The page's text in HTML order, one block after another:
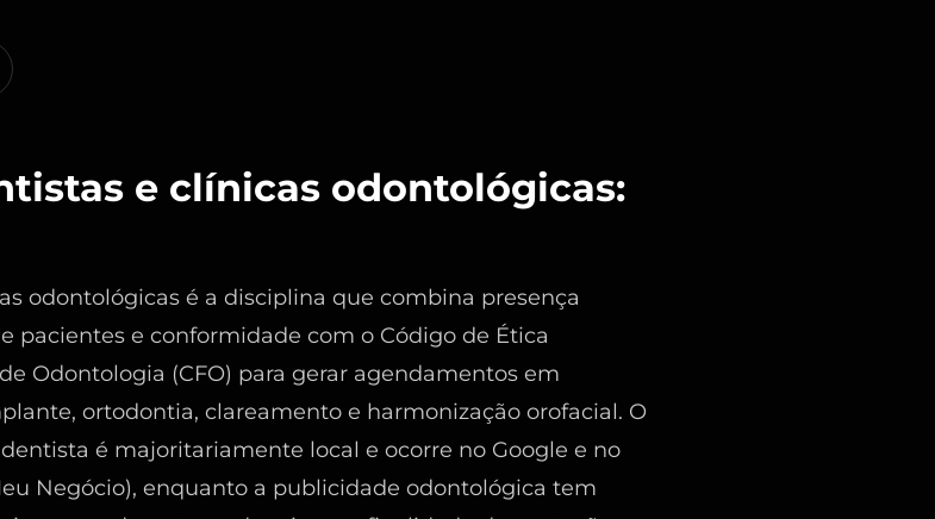
e clínicas odontológicas:
odontológicas é a disciplina que combina presença
pacientes e conformidade com o Código de Ética
Odontologia (CFO) para gerar agendamentos em
ortodontia, clareamento e harmonização orofacial. O
é majoritariamente local e ocorre no Google e no
Negócio), enquanto a publicidade odontológica tem